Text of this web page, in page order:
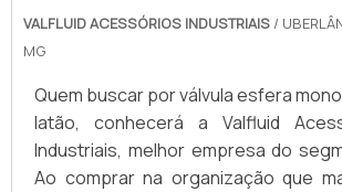
VALFLUID ACESSÓRIOS INDUSTRIAIS /
MG
Quem buscar por válvula esfera
latão, conhecerá a Valfluid
Industriais, melhor empresa do
Ao comprar na organização que